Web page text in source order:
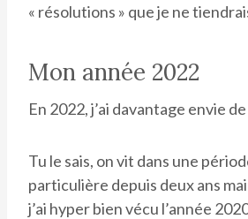
« résolutions » que je ne
Mon année 2022
En 2022, j’ai davantage envie de
Tu le sais, on vit dans une
particulière depuis deux ans
j’ai hyper bien vécu l’année